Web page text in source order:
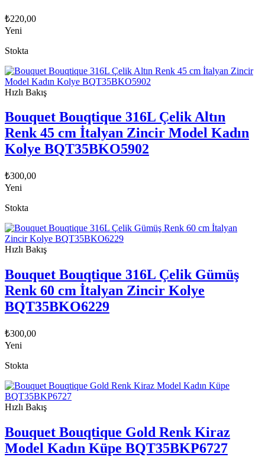
₺220,00
Yeni
Stokta
Hızlı Bakış
Bouquet Bouqtique 316L Çelik Altın
Renk 45 cm İtalyan Zincir Model Kadın
Kolye BQT35BKO5902
₺300,00
Yeni
Stokta
Hızlı Bakış
Bouquet Bouqtique 316L Çelik Gümüş
Renk 60 cm İtalyan Zincir Kolye
BQT35BKO6229
₺300,00
Yeni
Stokta
Hızlı Bakış
Bouquet Bouqtique Gold Renk Kiraz
Model Kadın Küpe BQT35BKP6727